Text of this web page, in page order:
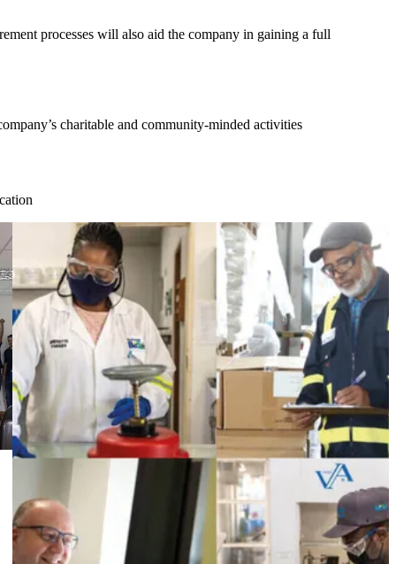
processes will also aid the company in gaining a full
charitable and community-minded activities